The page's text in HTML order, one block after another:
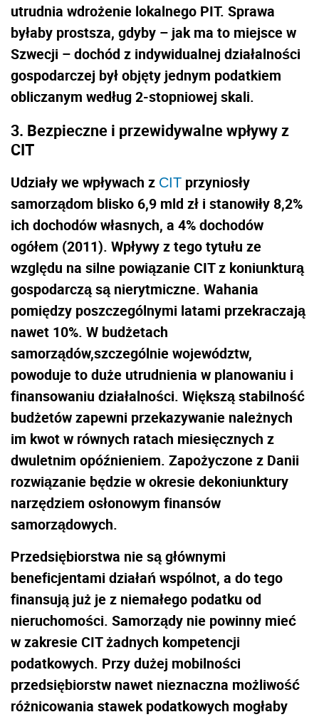
utrudnia wdrożenie lokalnego PIT. Sprawa
byłaby prostsza, gdyby – jak ma to miejsce w
Szwecji – dochód z indywidualnej działalności
gospodarczej był objęty jednym podatkiem
obliczanym według 2-stopniowej skali.
3. Bezpieczne i przewidywalne wpływy z
CIT
Udziały we wpływach z CIT przyniosły
samorządom blisko 6,9 mld zł i stanowiły 8,2%
ich dochodów własnych, a 4% dochodów
ogółem (2011). Wpływy z tego tytułu ze
względu na silne powiązanie CIT z koniunkturą
gospodarczą są nierytmiczne. Wahania
pomiędzy poszczególnymi latami przekraczają
nawet 10%. W budżetach
samorządów,szczególnie województw,
powoduje to duże utrudnienia w planowaniu i
finansowaniu działalności. Większą stabilność
budżetów zapewni przekazywanie należnych
im kwot w równych ratach miesięcznych z
dwuletnim opóźnieniem. Zapożyczone z Danii
rozwiązanie będzie w okresie dekoniunktury
narzędziem osłonowym finansów
samorządowych.
Przedsiębiorstwa nie są głównymi
beneficjentami działań wspólnot, a do tego
finansują już je z niemałego podatku od
nieruchomości. Samorządy nie powinny mieć
w zakresie CIT żadnych kompetencji
podatkowych. Przy dużej mobilności
przedsiębiorstw nawet nieznaczna możliwość
różnicowania stawek podatkowych mogłaby